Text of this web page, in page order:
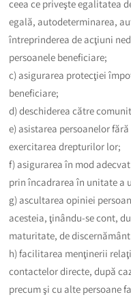
ceea ce priveşte egalitatea
egală, autodeterminarea,
întreprinderea de acţiuni
persoanele beneficiare;
c) asigurarea protecţiei
beneficiare;
d) deschiderea către
e) asistarea persoanelor
exercitarea drepturilor lor;
f) asigurarea în mod
prin încadrarea în unitate a
g) ascultarea opiniei
acesteia, ţinându-se cont,
maturitate, de
h) facilitarea menţinerii
contactelor directe, după
precum şi cu alte persoane